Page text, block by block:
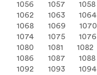
1056
1057 1058
1062
1063 1064
1068
1069 1070
1074
1075 1076
1080
1081 1082
1086
1087 1088
1092
1093 1094